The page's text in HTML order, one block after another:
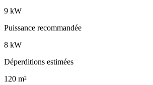
9 kW
Puissance recommandée
8 kW
Déperditions estimées
120 m²